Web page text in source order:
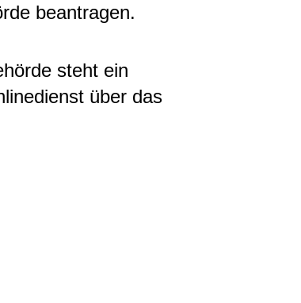
beantragen.
steht ein
über das